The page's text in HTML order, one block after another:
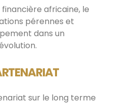
africaine, le
pérennes et
dans un
sur le long terme